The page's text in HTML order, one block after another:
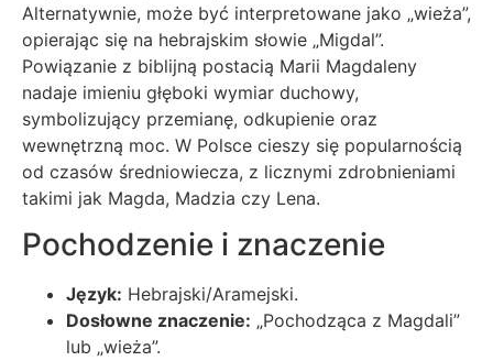
Alternatywnie, może być interpretowane jako „wieża”,
opierając się na hebrajskim słowie „Migdal”.
Powiązanie z biblijną postacią Marii Magdaleny
nadaje imieniu głęboki wymiar duchowy,
symbolizujący przemianę, odkupienie oraz
wewnętrzną moc. W Polsce cieszy się popularnością
od czasów średniowiecza, z licznymi zdrobnieniami
takimi jak Magda, Madzia czy Lena.
Pochodzenie i znaczenie
Język: Hebrajski/Aramejski.
Dosłowne znaczenie: „Pochodząca z Magdali”
lub „wieża”.